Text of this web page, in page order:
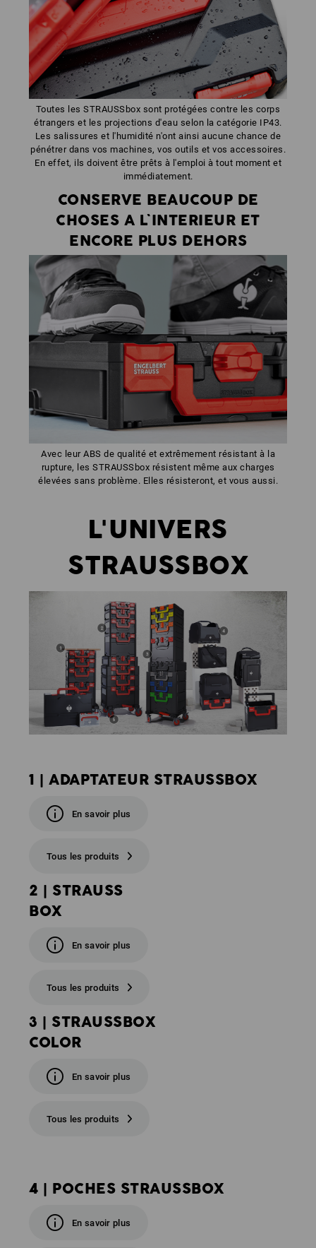
Toutes les STRAUSSbox sont protégées contre les corps
étrangers et les projections d'eau selon la catégorie IP43.
Les salissures et l'humidité n'ont ainsi aucune chance de
pénétrer dans vos machines, vos outils et vos accessoires.
En effet, ils doivent être prêts à l'emploi à tout moment et
immédiatement.
CONSERVE BEAUCOUP DE
CHOSES A L`INTERIEUR ET
ENCORE PLUS DEHORS
Avec leur ABS de qualité et extrêmement résistant à la
rupture, les STRAUSSbox résistent même aux charges
élevées sans problème. Elles résisteront, et vous aussi.
L'UNIVERS
STRAUSSBOX
1 | ADAPTATEUR STRAUSSBOX
En savoir plus
Tous les produits
2 | STRAUSS
BOX
En savoir plus
Tous les produits
3 | STRAUSSBOX
COLOR
En savoir plus
Tous les produits
4 | POCHES STRAUSSBOX
En savoir plus